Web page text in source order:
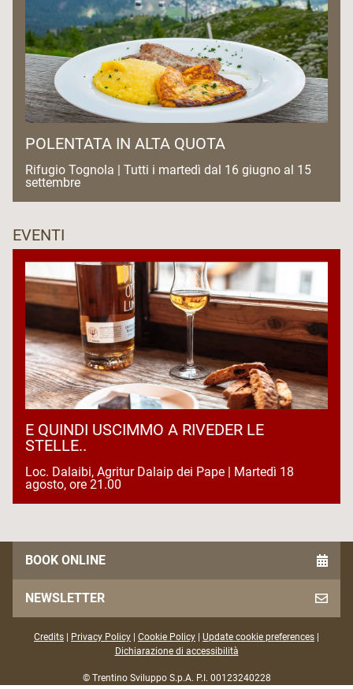
POLENTATA IN ALTA QUOTA
Rifugio Tognola | Tutti i martedì dal 16 giugno al 15
settembre
EVENTI
E QUINDI USCIMMO A RIVEDER LE
STELLE..
Loc. Dalaibi, Agritur Dalaip dei Pape | Martedì 18
agosto, ore 21.00
BOOK ONLINE
NEWSLETTER
Credits Privacy Policy Cookie Policy Update cookie preferences
Dichiarazione di accessibilità
© Trentino Sviluppo S.p.A. P.I. 00123240228